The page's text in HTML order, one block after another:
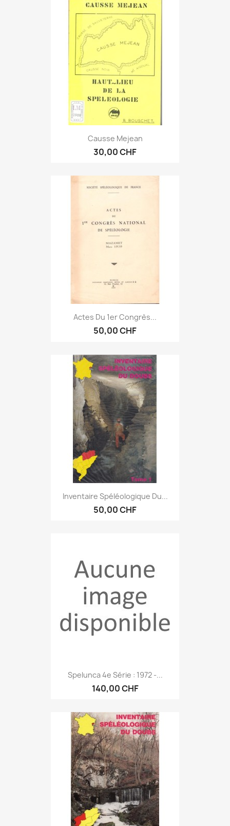
Causse Mejean
30,00 CHF
Actes Du 1er Congrès...
50,00 CHF
Inventaire Spéléologique Du...
50,00 CHF
Spelunca 4e Série : 1972 -...
140,00 CHF